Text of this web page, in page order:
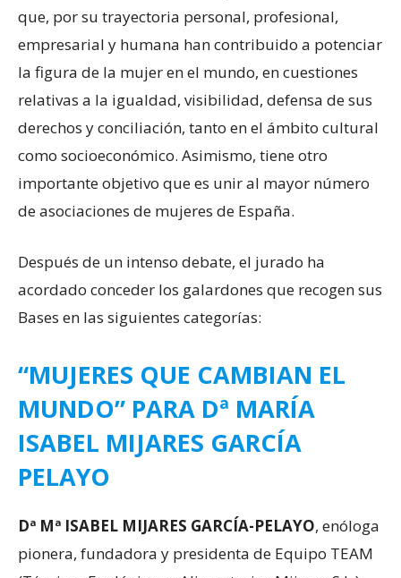
que, por su trayectoria personal, profesional,
empresarial y humana han contribuido a potenciar
la figura de la mujer en el mundo, en cuestiones
relativas a la igualdad, visibilidad, defensa de sus
derechos y conciliación, tanto en el ámbito cultural
como socioeconómico. Asimismo, tiene otro
importante objetivo que es unir al mayor número
de asociaciones de mujeres de España.
Después de un intenso debate, el jurado ha
acordado conceder los galardones que recogen sus
Bases en las siguientes categorías:
“MUJERES QUE CAMBIAN EL
MUNDO” PARA Dª MARÍA
ISABEL MIJARES GARCÍA
PELAYO
Dª Mª ISABEL MIJARES GARCÍA-PELAYO, enóloga
pionera, fundadora y presidenta de Equipo TEAM